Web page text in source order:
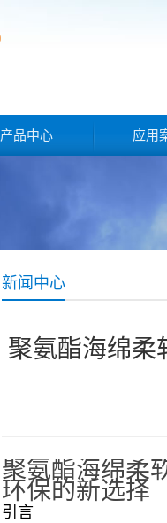
产品中心 应用
新闻中心
聚氨酯海绵柔
聚氨酯海绵柔
环保的新选择
引言